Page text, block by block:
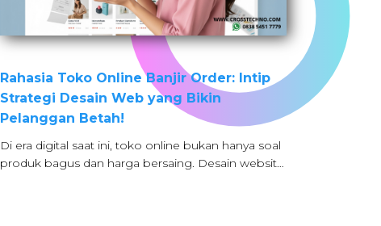
Rahasia Toko Online Banjir Order: Intip
Strategi Desain Web yang Bikin
Pelanggan Betah!
Di era digital saat ini, toko online bukan hanya soal
produk bagus dan harga bersaing. Desain websit…